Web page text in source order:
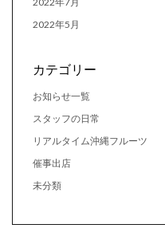
2022年5月
カテゴリー
お知らせ一覧
スタッフの日常
リアルタイム沖縄フルーツ
催事出店
未分類